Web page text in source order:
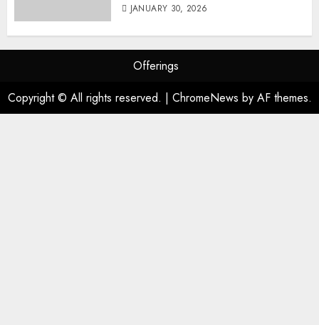
JANUARY 30, 2026
Offerings
Copyright © All rights reserved. | ChromeNews by AF themes.